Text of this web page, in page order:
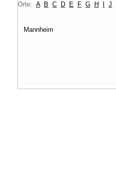
Orte: A B C D E F G H J
Mannheim